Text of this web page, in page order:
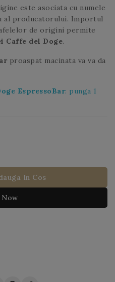
este asociata cu numele
al producatorului. Importul
de origini permite
Caffe del Doge.
proaspat macinata va va da
EspressoBar: punga 1
In Cos
Now